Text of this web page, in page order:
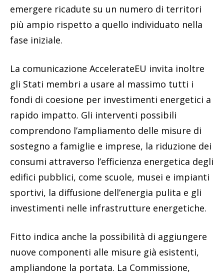
emergere ricadute su un numero di territori
più ampio rispetto a quello individuato nella
fase iniziale.
La comunicazione AccelerateEU invita inoltre
gli Stati membri a usare al massimo tutti i
fondi di coesione per investimenti energetici a
rapido impatto. Gli interventi possibili
comprendono l’ampliamento delle misure di
sostegno a famiglie e imprese, la riduzione dei
consumi attraverso l’efficienza energetica degli
edifici pubblici, come scuole, musei e impianti
sportivi, la diffusione dell’energia pulita e gli
investimenti nelle infrastrutture energetiche.
Fitto indica anche la possibilità di aggiungere
nuove componenti alle misure già esistenti,
ampliandone la portata. La Commissione,